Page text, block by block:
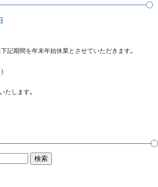
記期間を年末年始休業とさせていただきます｡
)
たします｡